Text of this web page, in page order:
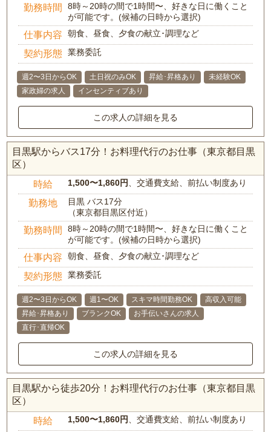
勤務時間
8時～20時の間で1時間〜、好きな日に働くこと
が可能です。(候補の日時から選択)
仕事内容 朝食、昼食、夕食の献立･調理など
契約形態 業務委託
週2〜3日からOK 土日祝のみOK 昇給･昇格あり
未経験OK
家政婦の求人
インセンティブあり
この求人の詳細を見る
目黒駅からバス17分！お料理代行のお仕事（東京都目黒
区）
時給 1,500〜1,860円 、交通費支給、前払い制度あり
勤務地
目黒 バス17分
（東京都目黒区付近）
勤務時間
8時～20時の間で1時間〜、好きな日に働くこと
が可能です。(候補の日時から選択)
仕事内容 朝食、昼食、夕食の献立･調理など
契約形態 業務委託
週2〜3日からOK 週1〜OK スキマ時間勤務OK
高収入可能
昇給･昇格あり
ブランクOK
お手伝いさんの求人
直行･直帰OK
この求人の詳細を見る
目黒駅から徒歩20分！お料理代行のお仕事（東京都目黒
区）
時給 1,500〜1,860円 、交通費支給、前払い制度あり